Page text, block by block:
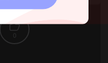
0